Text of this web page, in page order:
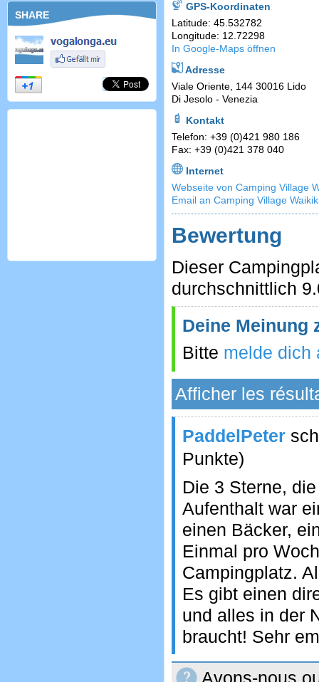
SHARE
GPS-Koordinaten
Latitude: 45.532782
Longitude: 12.72298
In Google-Maps öffnen
Adresse
Viale Oriente, 144 30016 Lido
Di Jesolo - Venezia
Kontakt
Telefon: +39 (0)421 980 186
Fax: +39 (0)421 378 040
Internet
Webseite von Camping Village
Email an Camping Village
Bewertung
Dieser
durchschnittlich
Deine Meinung
Bitte melde dich
Afficher les
PaddelPeter
Punkte)
Die 3 Sterne,
Aufenthalt war
einen Bäcker,
Einmal pro
Campingplatz.
Es gibt einen
und alles in der
braucht! Sehr
Avons-nous